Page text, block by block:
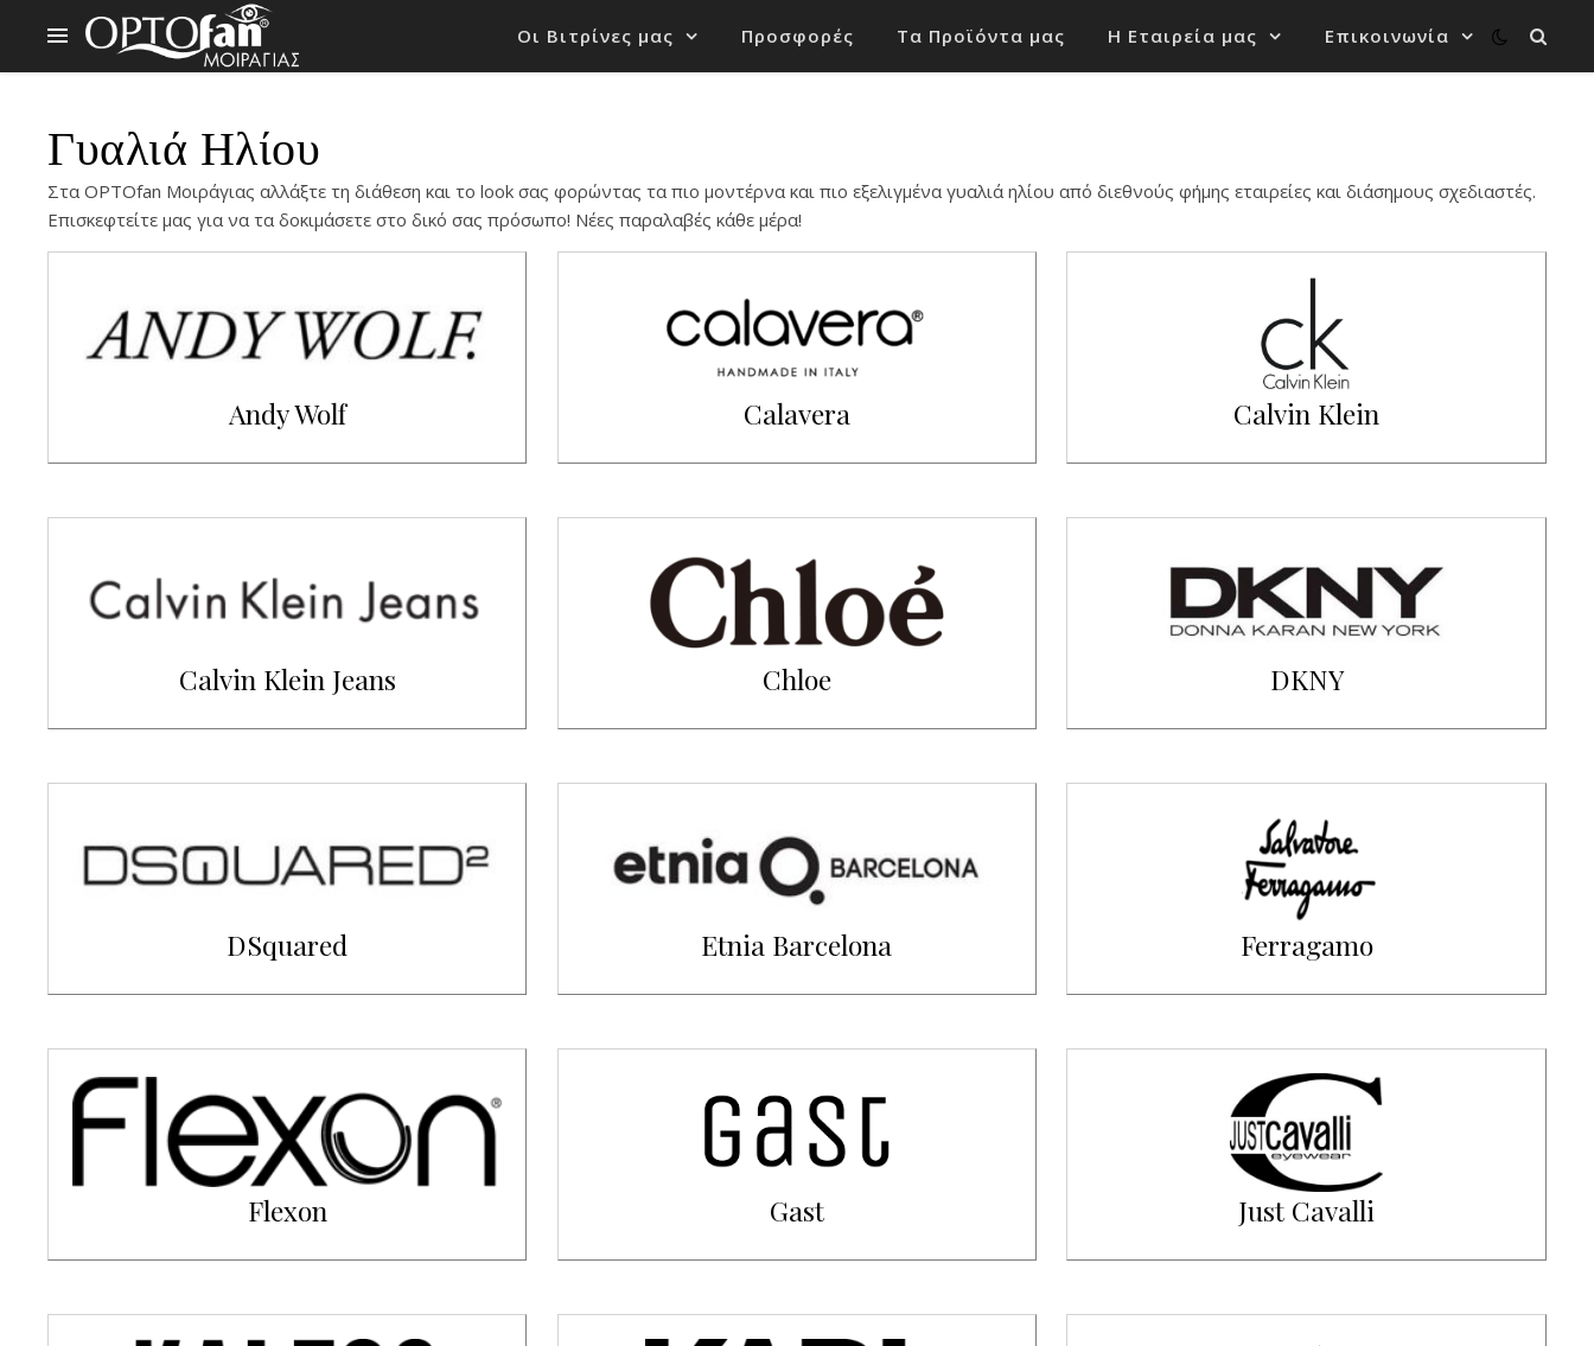
Οι Βιτρίνες μας Προσφορές Τα Προϊόντα μας Η Εταιρεία μας Επικοινωνία
Γυαλιά Ηλίου
Στα OPTOfan Μοιράγιας αλλάξτε τη διάθεση και το look σας φορώντας τα πιο μοντέρνα και πιο εξελιγμένα γυαλιά ηλίου από διεθνούς φήμης εταιρείες και διάσημους σχεδιαστές.
Επισκεφτείτε μας για να τα δοκιμάσετε στο δικό σας πρόσωπο! Νέες παραλαβές κάθε μέρα!
Andy Wolf Calavera Calvin Klein
Calvin Klein Jeans Chloe DKNY
DSquared Etnia Barcelona Ferragamo
Flexon Gast Just Cavalli